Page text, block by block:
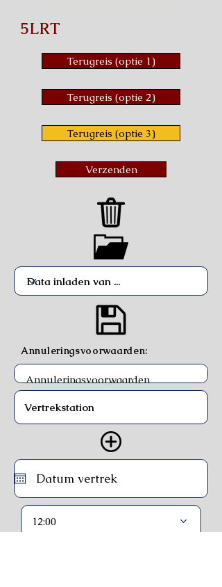
5LRT
Terugreis (optie 1)
Terugreis (optie 2)
Terugreis (optie 3)
Verzenden
Annuleringsvoorwaarden:
12:00